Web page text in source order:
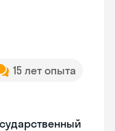
15 лет опыта